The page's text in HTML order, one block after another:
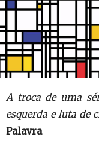
A troca de uma
esquerda e luta de
Palavra